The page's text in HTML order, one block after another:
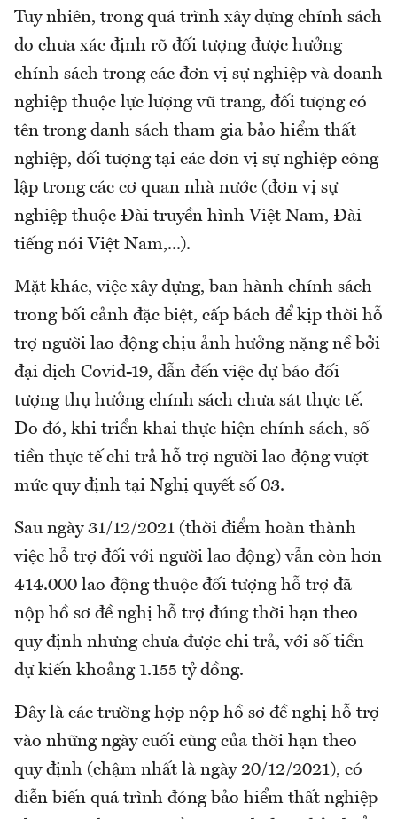
Tuy nhiên, trong quá trình xây dựng chính sách
do chưa xác định rõ đối tượng được hưởng
chính sách trong các đơn vị sự nghiệp và doanh
nghiệp thuộc lực lượng vũ trang, đối tượng có
tên trong danh sách tham gia bảo hiểm thất
nghiệp, đối tượng tại các đơn vị sự nghiệp công
lập trong các cơ quan nhà nước (đơn vị sự
nghiệp thuộc Đài truyền hình Việt Nam, Đài
tiếng nói Việt Nam,...).
Mặt khác, việc xây dựng, ban hành chính sách
trong bối cảnh đặc biệt, cấp bách để kịp thời hỗ
trợ người lao động chịu ảnh hưởng nặng nề bởi
đại dịch Covid-19, dẫn đến việc dự báo đối
tượng thụ hưởng chính sách chưa sát thực tế.
Do đó, khi triển khai thực hiện chính sách, số
tiền thực tế chi trả hỗ trợ người lao động vượt
mức quy định tại Nghị quyết số 03.
Sau ngày 31/12/2021 (thời điểm hoàn thành
việc hỗ trợ đối với người lao động) vẫn còn hơn
414.000 lao động thuộc đối tượng hỗ trợ đã
nộp hồ sơ đề nghị hỗ trợ đúng thời hạn theo
quy định nhưng chưa được chi trả, với số tiền
dự kiến khoảng 1.155 tỷ đồng.
Đây là các trường hợp nộp hồ sơ đề nghị hỗ trợ
vào những ngày cuối cùng của thời hạn theo
quy định (chậm nhất là ngày 20/12/2021), có
diễn biến quá trình đóng bảo hiểm thất nghiệp